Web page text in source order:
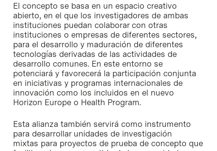
El concepto se basa en un espacio creativo
abierto, en el que los investigadores de ambas
instituciones puedan colaborar con otras
instituciones o empresas de diferentes sectores,
para el desarrollo y maduración de diferentes
tecnologías derivadas de las actividades de
desarrollo comunes. En este entorno se
potenciará y favorecerá la participación conjunta
en iniciativas y programas internacionales de
innovación como los incluidos en el nuevo
Horizon Europe o Health Program.
Esta alianza también servirá como instrumento
para desarrollar unidades de investigación
mixtas para proyectos de prueba de concepto que